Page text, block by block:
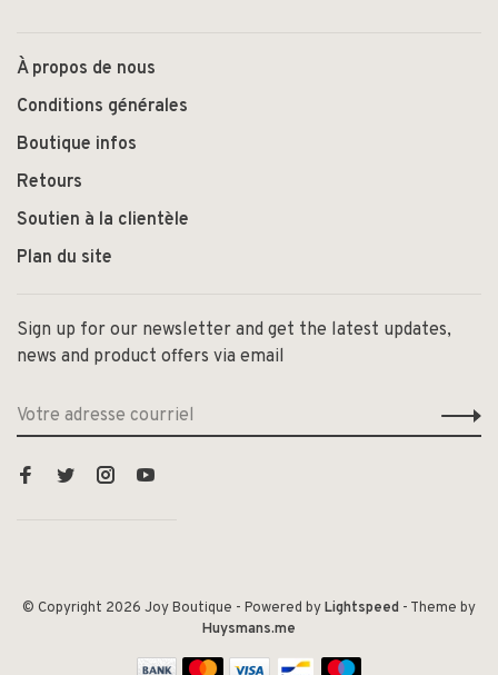
À propos de nous
Conditions générales
Boutique infos
Retours
Soutien à la clientèle
Plan du site
Sign up for our newsletter and get the latest updates,
news and product offers via email
© Copyright 2026 Joy Boutique - Powered byLightspeed - Theme by
Huysmans.me